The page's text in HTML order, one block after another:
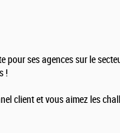
pour ses agences sur le
!
client et vous aimez les